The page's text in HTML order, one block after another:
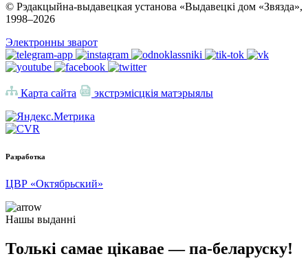
© Рэдакцыйна-выдавецкая установа «Выдавецкі дом «Звязда»,
1998–2026
Электронны зварот
Карта сайта экстрэмісцкія матэрыялы
Разработка
ЦВР «Октябрьский»
Нашы выданні
Толькі самае цікавае — па-беларуску!